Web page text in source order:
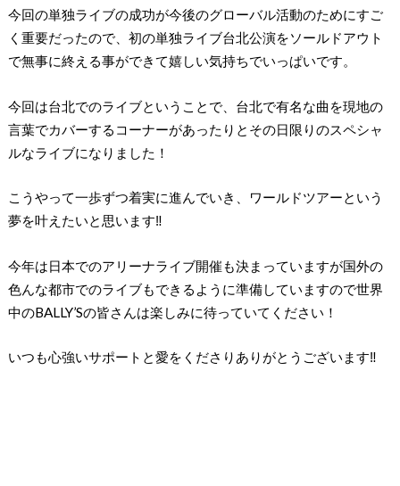
今回の単独ライブの成功が今後のグローバル活動のためにすご
く重要だったので、初の単独ライブ台北公演をソールドアウト
で無事に終える事ができて嬉しい気持ちでいっぱいです。
今回は台北でのライブということで、台北で有名な曲を現地の
言葉でカバーするコーナーがあったりとその日限りのスペシャ
ルなライブになりました！
こうやって一歩ずつ着実に進んでいき、ワールドツアーという
夢を叶えたいと思います‼︎
今年は日本でのアリーナライブ開催も決まっていますが国外の
色んな都市でのライブもできるように準備していますので世界
中のBALLY’Sの皆さんは楽しみに待っていてください！
いつも心強いサポートと愛をくださりありがとうございます‼︎